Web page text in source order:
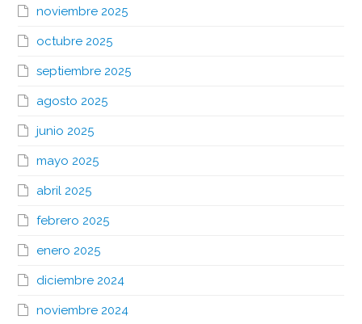
noviembre 2025
octubre 2025
septiembre 2025
agosto 2025
junio 2025
mayo 2025
abril 2025
febrero 2025
enero 2025
diciembre 2024
noviembre 2024